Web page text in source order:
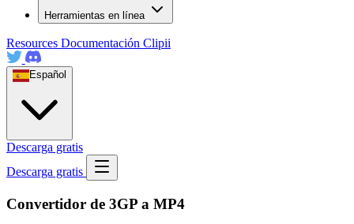
Herramientas en línea
Resources Documentación Clipii
Español
Descarga gratis
Descarga gratis
Convertidor de 3GP a MP4